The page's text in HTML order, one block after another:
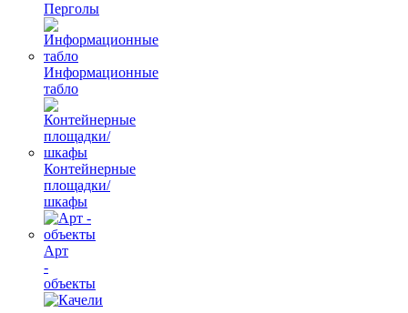
Перголы
Информационные
табло
Контейнерные
площадки/
шкафы
Арт
-
объекты